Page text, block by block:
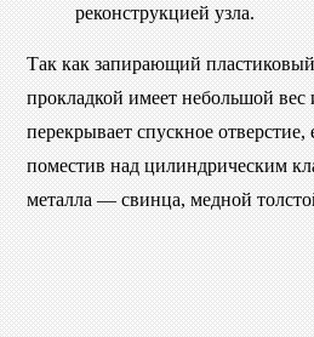
реконструкцией узла.
Так как запирающий
прокладкой имеет небольшой вес
перекрывает спускное
поместив над цилиндрическим
металла — свинца, медной